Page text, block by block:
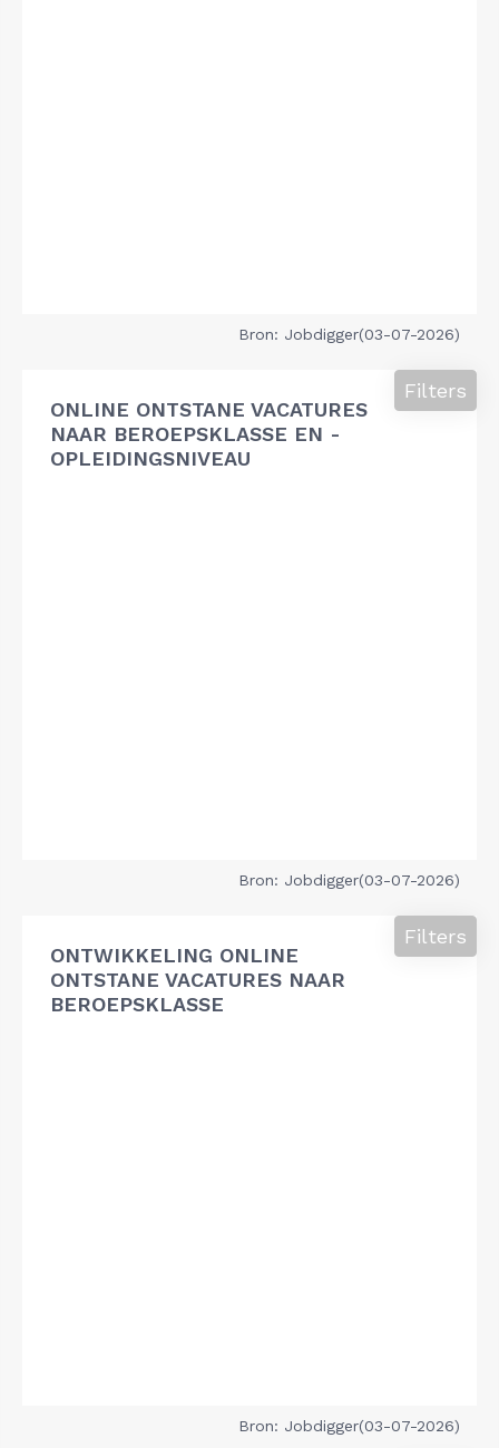
Bron: Jobdigger(03-07-2026)
ONLINE ONTSTANE VACATURES
NAAR BEROEPSKLASSE EN -
OPLEIDINGSNIVEAU
Filters
Bron: Jobdigger(03-07-2026)
ONTWIKKELING ONLINE
ONTSTANE VACATURES NAAR
BEROEPSKLASSE
Filters
Bron: Jobdigger(03-07-2026)